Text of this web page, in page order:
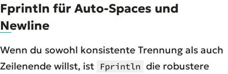
Fprintln für Auto-Spaces und
Newline
Wenn du sowohl konsistente Trennung als auch
Zeilenende willst, ist Fprintln die robustere